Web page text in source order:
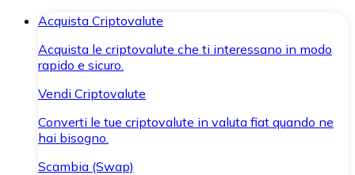
Acquista Criptovalute
Acquista le criptovalute che ti interessano in modo
rapido e sicuro.
Vendi Criptovalute
Converti le tue criptovalute in valuta fiat quando ne
hai bisogno.
Scambia (Swap)